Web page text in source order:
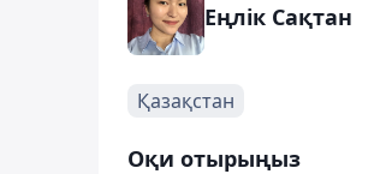
Еңлік Сақтан
Қазақстан
Оқи отырыңыз